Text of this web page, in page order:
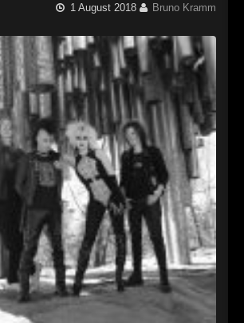
1 August 2018 Bruno Kramm